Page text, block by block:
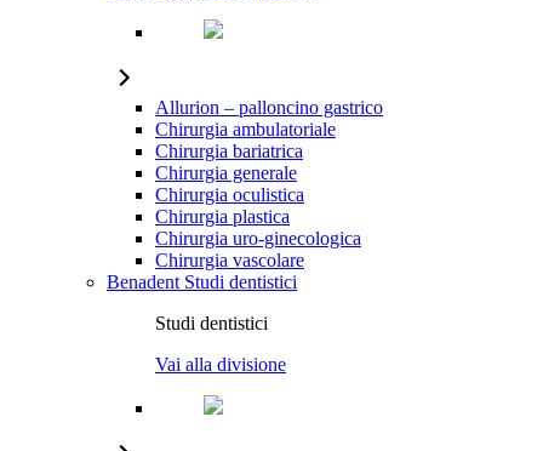
Allurion – palloncino gastrico
Chirurgia ambulatoriale
Chirurgia bariatrica
Chirurgia generale
Chirurgia oculistica
Chirurgia plastica
Chirurgia uro-ginecologica
Chirurgia vascolare
Benadent Studi dentistici
Studi dentistici
Vai alla divisione